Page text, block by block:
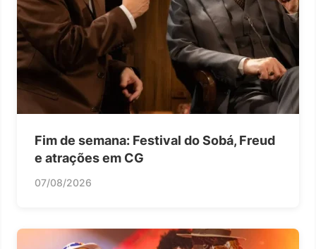
Fim de semana: Festival do Sobá, Freud
e atrações em CG
07/08/2026